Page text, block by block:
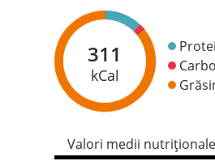
311
kCal
Valori medii